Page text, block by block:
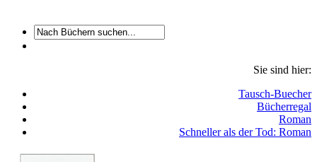
Sie sind hier:
Tausch-Buecher
Bücherregal
Roman
Schneller als der Tod: Roman